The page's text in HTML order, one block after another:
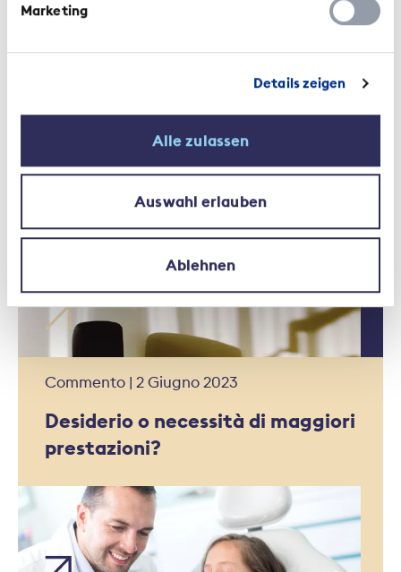
Marketing
Details zeigen
Alle zulassen
Auswahl erlauben
Ablehnen
Contesto | 19 Giugno 2023
Più trasparenza per le
Commento | 2 Giugno 2023
Desiderio o necessità di maggiori
prestazioni?